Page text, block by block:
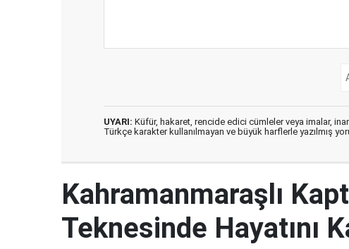
UYARI: Küfür, hakaret, rencide edici cümleler veya imalar,
Türkçe karakter kullanılmayan ve büyük harflerle yazılmış
Kahramanmaraşlı
Teknesinde Hayatını